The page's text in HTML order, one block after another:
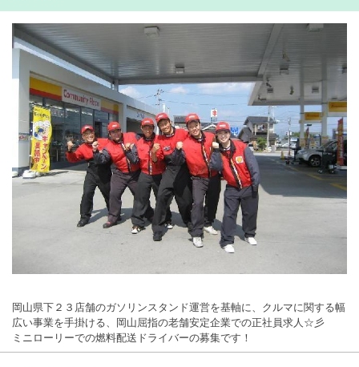
岡山県下２３店舗のガソリンスタンド運営を基軸に、クルマに関する幅
広い事業を手掛ける、岡山屈指の老舗安定企業での正社員求人☆彡
ミニローリーでの燃料配送ドライバーの募集です！